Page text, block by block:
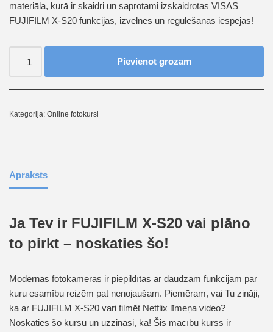
materiāla, kurā ir skaidri un saprotami izskaidrotas VISAS
FUJIFILM X-S20 funkcijas, izvēlnes un regulēšanas iespējas!
Pievienot grozam
Kategorija: Online fotokursi
Apraksts
Ja Tev ir FUJIFILM X-S20 vai plāno
to pirkt – noskaties šo!
Modernās fotokameras ir piepildītas ar daudzām funkcijām par
kuru esamību reizēm pat nenojaušam. Piemēram, vai Tu zināji,
ka ar FUJIFILM X-S20 vari filmēt Netflix līmeņa video?
Noskaties šo kursu un uzzināsi, kā! Šis mācību kurss ir